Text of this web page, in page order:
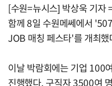
[수원=뉴시스] 박상욱 기자
함께 8일 수원메쎄에서
JOB 매칭 페스타'를 개최했
이날 박람회에는 기업 100
진행했다. 구직자 3500여